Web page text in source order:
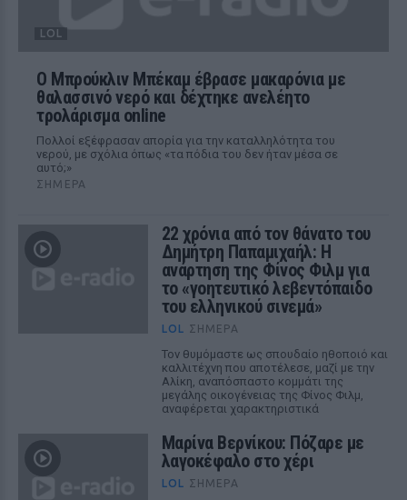
LOL
Ο Μπρούκλιν Μπέκαμ έβρασε μακαρόνια με
θαλασσινό νερό και δέχτηκε ανελέητο
τρολάρισμα online
Πολλοί εξέφρασαν απορία για την καταλληλότητα του
νερού, με σχόλια όπως «τα πόδια του δεν ήταν μέσα σε
αυτό;»
ΣΉΜΕΡΑ
22 χρόνια από τον θάνατο του
Δημήτρη Παπαμιχαήλ: Η
ανάρτηση της Φίνος Φιλμ για
το «γοητευτικό λεβεντόπαιδο
του ελληνικού σινεμά»
LOL ΣΉΜΕΡΑ
Τον θυμόμαστε ως σπουδαίο ηθοποιό και
καλλιτέχνη που αποτέλεσε, μαζί με την
Αλίκη, αναπόσπαστο κομμάτι της
μεγάλης οικογένειας της Φίνος Φιλμ,
αναφέρεται χαρακτηριστικά
Μαρίνα Βερνίκου: Πόζαρε με
λαγοκέφαλο στο χέρι
LOL ΣΉΜΕΡΑ